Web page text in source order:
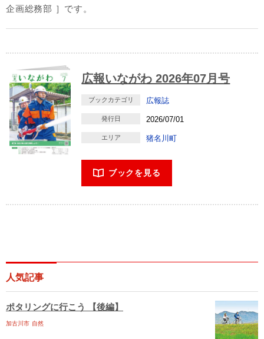
企画総務部 ］です。
広報いながわ 2026年07月号
ブックカテゴリ 広報誌
発行日 2026/07/01
エリア 猪名川町
ブックを見る
人気記事
ポタリングに行こう 【後編】
加古川市 自然